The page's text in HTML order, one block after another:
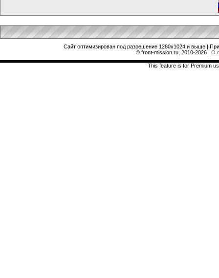
Сайт оптимизирован под разрешение 1280x1024 и выше |
© front-mission.ru, 2010-2026| О
This feature is for Premium